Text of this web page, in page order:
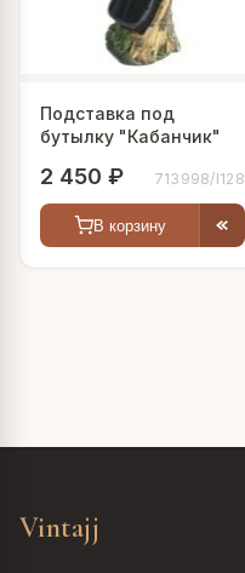
Подставка под
бутылку "Кабанчик"
2 450 ₽ 713998/I128
В корзину
Vintajj